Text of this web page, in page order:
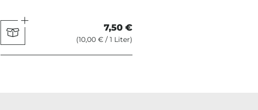
7,50 €
(10,00 € / 1 Liter)